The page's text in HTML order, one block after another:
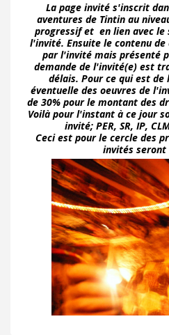
La page invité s'inscrit
aventures de Tintin au
progressif et en lien avec le
l'invité. Ensuite le contenu
par l'invité mais présenté
demande de l'invité(e) est
délais. Pour ce qui est
éventuelle des oeuvres de
de 30% pour le montant des
Voilà pour l'instant à ce jour
invité; PER, SR, IP,
Ceci est pour le cercle des
invités seront